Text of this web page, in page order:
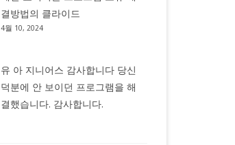
결방법의 클라이드
4월 10, 2024
유 아 지니어스 감사합니다 당신
덕분에 안 보이던 프로그램을 해
결했습니다. 감사합니다.